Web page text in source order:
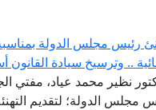
رئيس مجلس الدولة
.. وترسيخ سيادة القانون
نظير محمد عياد، مفتي
مجلس الدولة؛ لتقديم